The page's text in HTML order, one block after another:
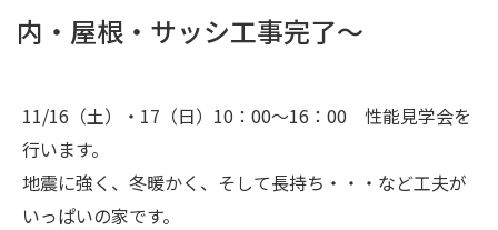
内・屋根・サッシ工事完了～
11/16（土）・17（日）10：00～16：00 性能見学会を
行います。
地震に強く、冬暖かく、そして長持ち・・・など工夫が
いっぱいの家です。